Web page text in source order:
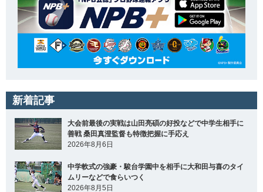
新着記事
大会前最後の実戦は山田亮碩の好投などで中学生相手に
善戦 桑田真澄監督も特徴把握に手応え
2026年8月6日
中学軟式の強豪・駿台学園中を相手に大和田与喜のタイ
ムリーなどで食らいつく
2026年8月5日